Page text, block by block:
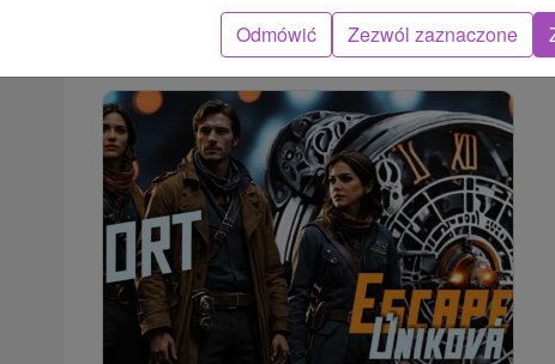
➝ Pokračovať v
Odmówić Zezwól zaznaczone